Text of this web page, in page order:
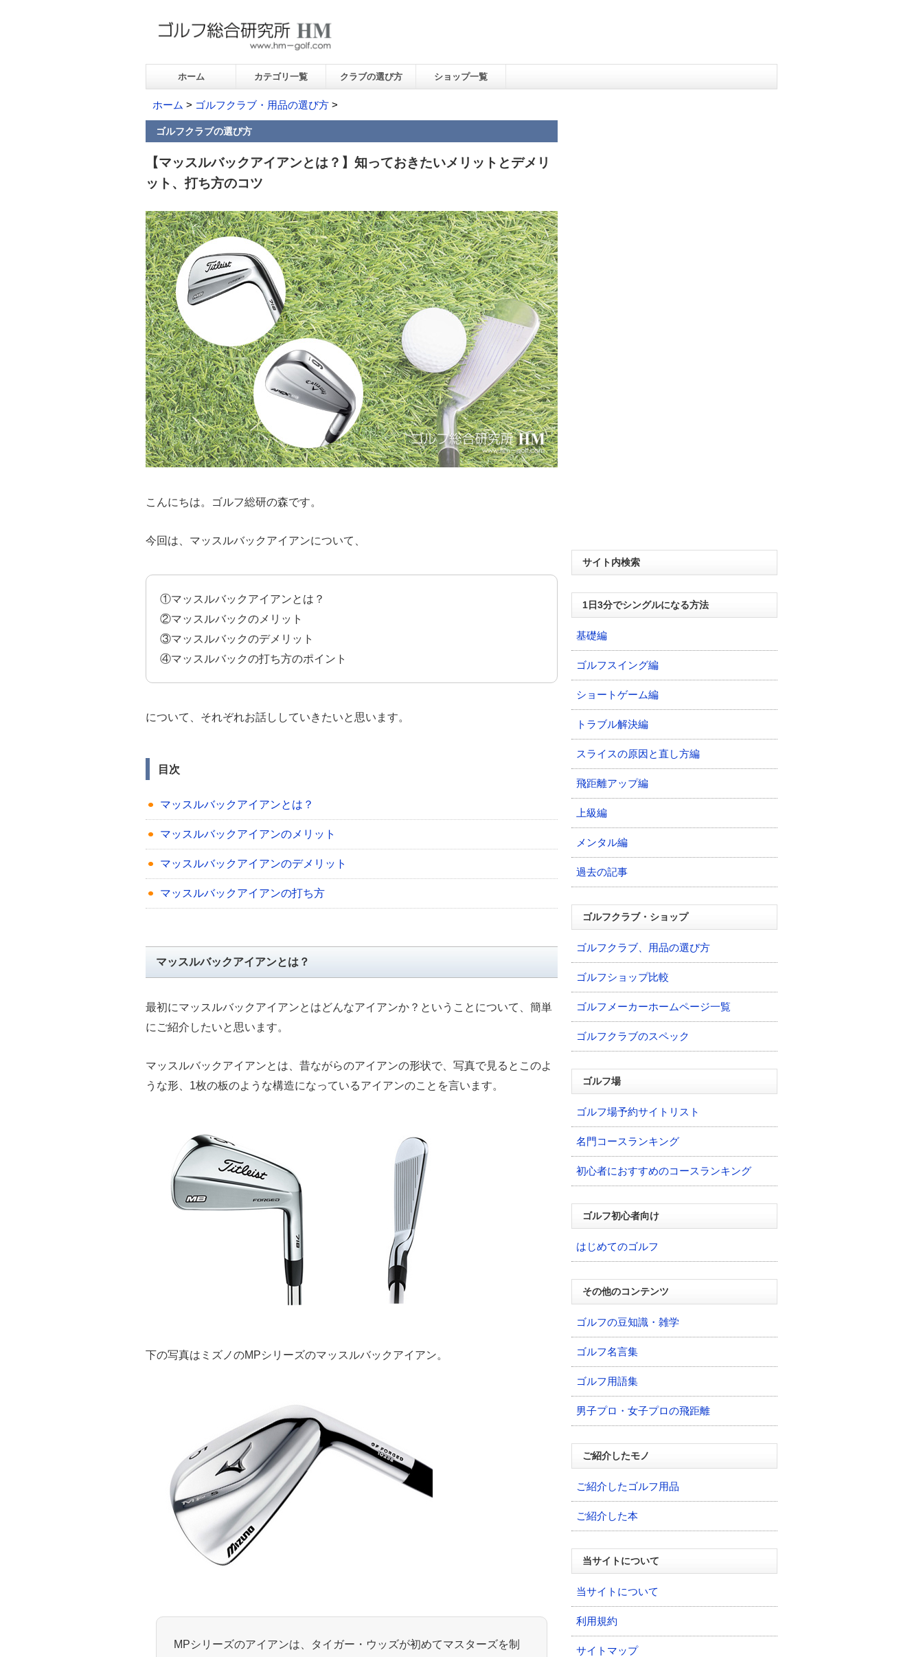
ホーム カテゴリ一覧 クラブの選び方 ショップ一覧
ホーム > ゴルフクラブ・用品の選び方 >
ゴルフクラブの選び方
【マッスルバックアイアンとは？】知っておきたいメリットとデメリ
ット、打ち方のコツ
こんにちは。ゴルフ総研の森です。
今回は、マッスルバックアイアンについて、
①マッスルバックアイアンとは？
②マッスルバックのメリット
③マッスルバックのデメリット
④マッスルバックの打ち方のポイント
について、それぞれお話ししていきたいと思います。
目次
マッスルバックアイアンとは？
マッスルバックアイアンのメリット
マッスルバックアイアンのデメリット
マッスルバックアイアンの打ち方
マッスルバックアイアンとは？
最初にマッスルバックアイアンとはどんなアイアンか？ということについて、簡単
にご紹介したいと思います。
マッスルバックアイアンとは、昔ながらのアイアンの形状で、写真で見るとこのよ
うな形、1枚の板のような構造になっているアイアンのことを言います。
下の写真はミズノのMPシリーズのマッスルバックアイアン。
MPシリーズのアイアンは、タイガー・ウッズが初めてマスターズを制
サイト内検索
1日3分でシングルになる方法
基礎編
ゴルフスイング編
ショートゲーム編
トラブル解決編
スライスの原因と直し方編
飛距離アップ編
上級編
メンタル編
過去の記事
ゴルフクラブ・ショップ
ゴルフクラブ、用品の選び方
ゴルフショップ比較
ゴルフメーカーホームページ一覧
ゴルフクラブのスペック
ゴルフ場
ゴルフ場予約サイトリスト
名門コースランキング
初心者におすすめのコースランキング
ゴルフ初心者向け
はじめてのゴルフ
その他のコンテンツ
ゴルフの豆知識・雑学
ゴルフ名言集
ゴルフ用語集
男子プロ・女子プロの飛距離
ご紹介したモノ
ご紹介したゴルフ用品
ご紹介した本
当サイトについて
当サイトについて
利用規約
サイトマップ